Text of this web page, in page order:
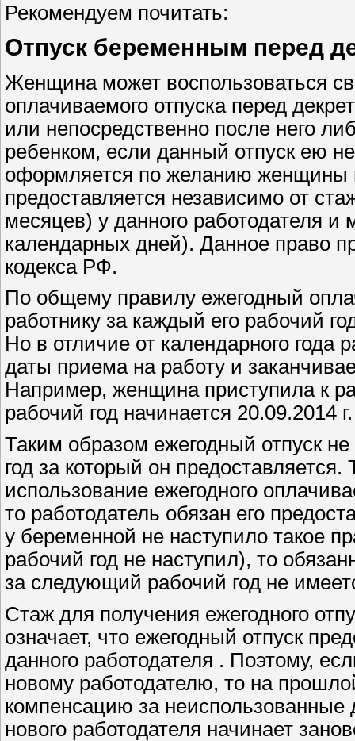
Рекомендуем почитать:
Отпуск беременным перед
Женщина может воспользоваться
оплачиваемого отпуска перед
или непосредственно после него
ребенком, если данный отпуск ею
оформляется по желанию женщины
предоставляется независимо от
месяцев) у данного работодателя
календарных дней). Данное право
кодекса РФ.
По общему правилу ежегодный
работнику за каждый его рабочий
Но в отличие от календарного года
даты приема на работу и
Например, женщина приступила к
рабочий год начинается 20.09.2014
Таким образом ежегодный отпуск
год за который он
использование ежегодного
то работодатель обязан его
у беременной не наступило такое
рабочий год не наступил), то
за следующий рабочий год не
Стаж для получения ежегодного
означает, что ежегодный отпуск
данного работодателя . Поэтому,
новому работодателю, то на
компенсацию за неиспользованные
нового работодателя начинает